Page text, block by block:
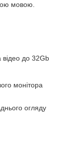
мовою.
відео до 32Gb
монітора
огляду